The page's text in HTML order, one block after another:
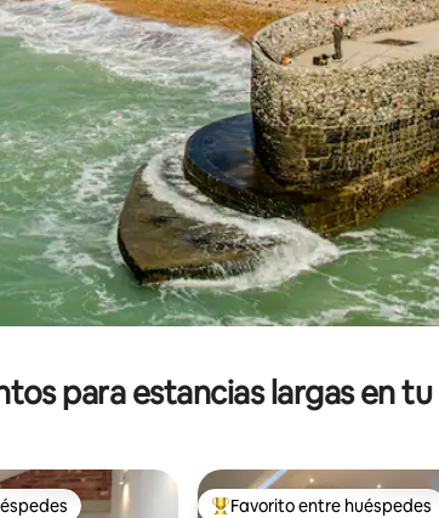
para estancias largas en
Favorito entre huéspedes